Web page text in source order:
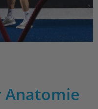
Anatomie